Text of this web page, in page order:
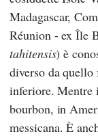
Madagascar,
Réunion - ex Île
tahitensis) è
diverso da
inferiore. Mentre
bourbon, in
messicana. È